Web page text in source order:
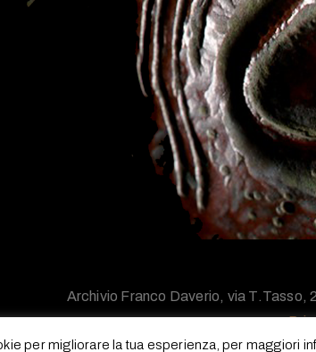
Archivio Franco Daverio, via T.Tasso,
per migliorare la tua esperienza, per maggiori